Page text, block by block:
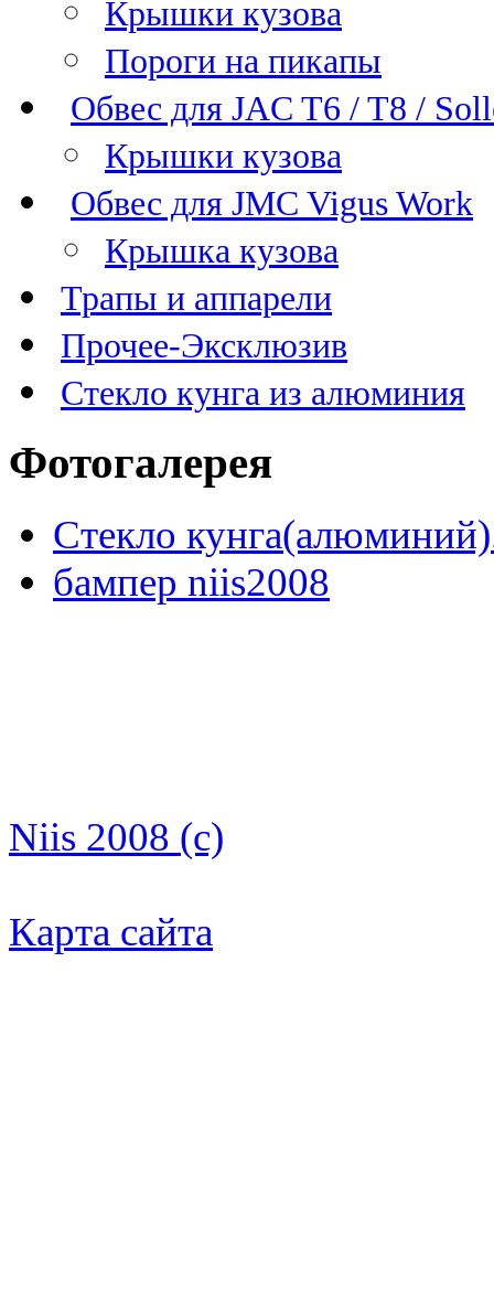
Крышки кузова
Пороги на пикапы
Обвес для JAC T6 / T8 /
Крышки кузова
Обвес для JMC Vigus Work
Крышка кузова
Трапы и аппарели
Прочее-Эксклюзив
Стекло кунга из алюминия
Фотогалерея
Стекло
бампер niis2008
Niis 2008 (c)
Карта сайта